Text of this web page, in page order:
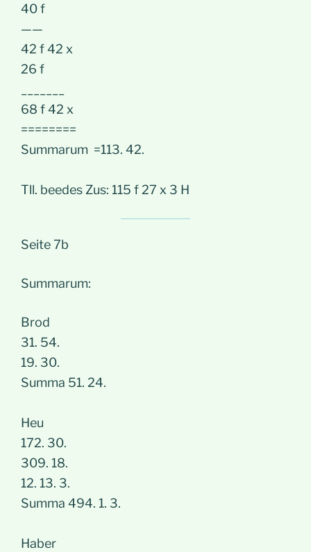
40 f
——
42 f 42 x
26 f
68 f 42 x
========
Summarum =113. 42.
Tll. beedes Zus: 115 f 27 x 3 H
Seite 7b
Summarum:
Brod
31. 54.
19. 30.
Summa 51. 24.
Heu
172. 30.
309. 18.
12. 13. 3.
Summa 494. 1. 3.
Haber